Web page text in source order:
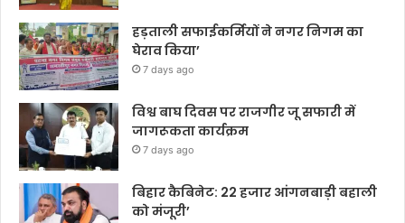
हड़ताली सफाईकर्मियों ने नगर निगम का
घेराव किया’
7 days ago
विश्व बाघ दिवस पर राजगीर जू सफारी में
जागरूकता कार्यक्रम
7 days ago
बिहार कैबिनेट: 22 हजार आंगनबाड़ी बहाली
को मंजूरी’